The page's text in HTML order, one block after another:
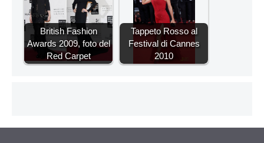
British Fashion
Awards 2009, foto del
Red Carpet
Tappeto Rosso al
Festival di Cannes
2010